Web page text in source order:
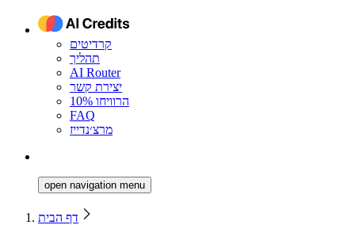
קרדיטים
תהליך
AI Router
יצירת קשר
הרוויחו 10%
FAQ
מרצ׳נדייז
open navigation menu
דף הבית